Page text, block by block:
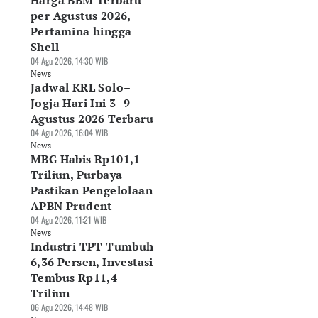
per Agustus 2026,
Pertamina hingga
Shell
04 Agu 2026, 14:30 WIB
News
Jadwal KRL Solo–
Jogja Hari Ini 3–9
Agustus 2026 Terbaru
04 Agu 2026, 16:04 WIB
News
MBG Habis Rp101,1
Triliun, Purbaya
Pastikan Pengelolaan
APBN Prudent
04 Agu 2026, 11:21 WIB
News
Industri TPT Tumbuh
6,36 Persen, Investasi
Tembus Rp11,4
Triliun
06 Agu 2026, 14:48 WIB